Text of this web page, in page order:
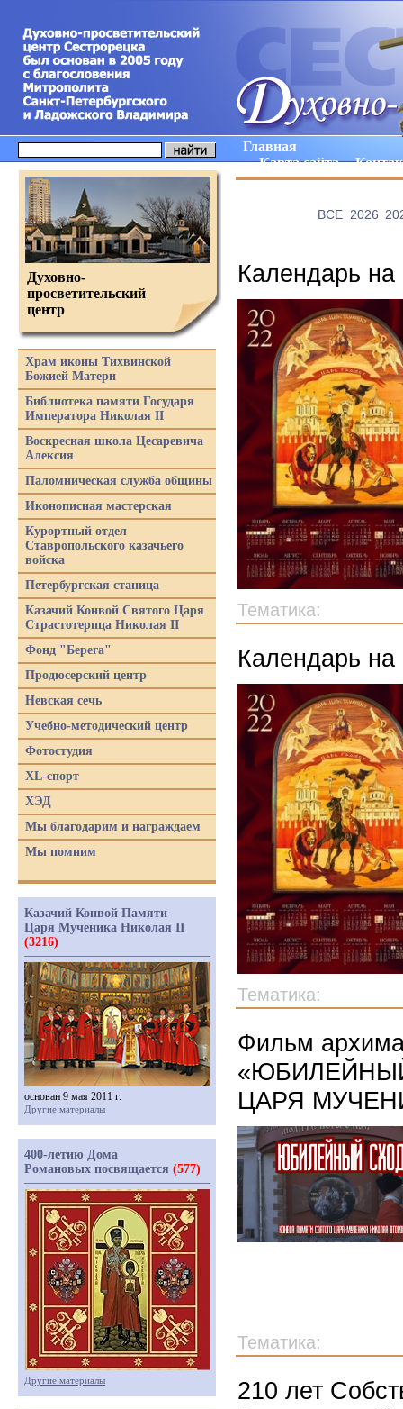
Главная
Карта сайта
ВCE 2026
Календарь на
Тематика:
Календарь на
Тематика:
Фильм
ЦАРЯ
Тематика:
210 лет
Духовно-
просветительский
центр
Храм иконы Тихвинской
Божией Матери
Библиотека памяти Государя
Императора Николая II
Воскресная школа Цесаревича
Алексия
Паломническая служба общины
Иконописная мастерская
Курортный отдел
Ставропольского казачьего
войска
Петербургская станица
Казачий Конвой Святого Царя
Страстотерпца Николая II
Фонд "Берега"
Продюсерский центр
Невская сечь
Учебно-методический центр
Фотостудия
XL-спорт
ХЭД
Мы благодарим и награждаем
Мы помним
Казачий Конвой Памяти
Царя Мученика Николая II
(3216)
основан 9 мая 2011 г.
Другие материалы
400-летию Дома
Романовых посвящается (577)
Другие материалы